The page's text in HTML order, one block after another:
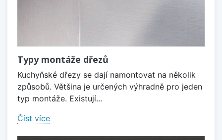
Typy montáže dřezů
Kuchyňské dřezy se dají namontovat na několik
způsobů. Většina je určených výhradně pro jeden
typ montáže. Existují...
Číst více